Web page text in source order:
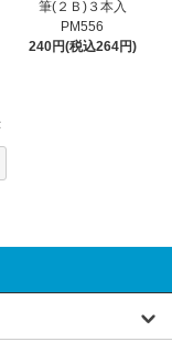
筆(２Ｂ)３本入
PM556
240円(税込264円)